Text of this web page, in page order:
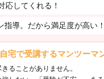
応してくれる！
導。だから満足度が高い！
宅で受講するマンツーマ
ることがありません。